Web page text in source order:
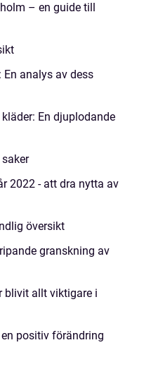
– en guide till
analys av dess
En djuplodande
2022 - att dra nytta av
översikt
granskning av
blivit allt viktigare i
positiv förändring